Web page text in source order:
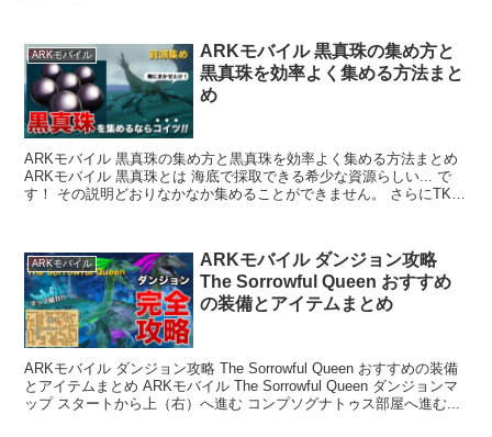
ARKモバイル
ARKモバイル 黒真珠の集め方と
黒真珠を効率よく集める方法まと
め
ARKモバイル 黒真珠の集め方と黒真珠を効率よく集める方法まとめ
ARKモバイル 黒真珠とは 海底で採取できる希少な資源らしい... で
す！ その説明どおりなかなか集めることができません。 さらにTKE
ARKモバイル
ARKモバイル ダンジョン攻略
The Sorrowful Queen おすすめ
の装備とアイテムまとめ
ARKモバイル ダンジョン攻略 The Sorrowful Queen おすすめの装備
とアイテムまとめ ARKモバイル The Sorrowful Queen ダンジョンマ
ップ スタートから上（右）へ進む コンプソグナトゥス部屋へ進む...